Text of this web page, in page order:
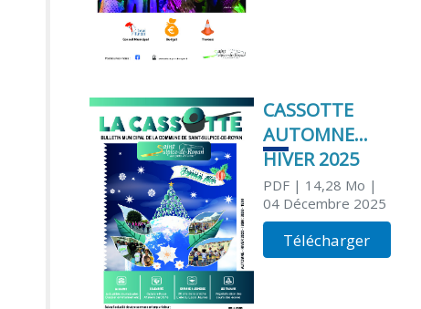
CASSOTTE
AUTOMNE
HIVER 2025
PDF| 14,28 Mo |
04 Décembre 2025
Télécharger